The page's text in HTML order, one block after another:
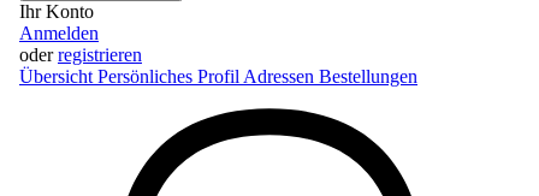
Ihr Konto
Anmelden
oderregistrieren
Übersicht Persönliches Profil Adressen Bestellungen